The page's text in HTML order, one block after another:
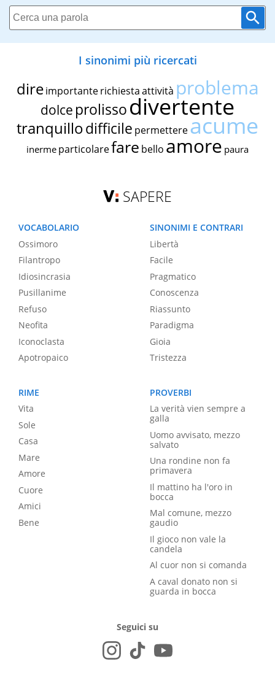
I sinonimi più ricercati
dire importante richiestaattività problema
dolce prolissodivertente
tranquillodifficile permettereacume
inerme particolarefare bello amore paura
SAPERE
VOCABOLARIO
Ossimoro
Filantropo
Idiosincrasia
Pusillanime
Refuso
Neofita
Iconoclasta
Apotropaico
SINONIMI E CONTRARI
Libertà
Facile
Pragmatico
Conoscenza
Riassunto
Paradigma
Gioia
Tristezza
RIME
Vita
Sole
Casa
Mare
Amore
Cuore
Amici
Bene
PROVERBI
La verità vien sempre a
galla
Uomo avvisato, mezzo
salvato
Una rondine non fa
primavera
Il mattino ha l'oro in
bocca
Mal comune, mezzo
gaudio
Il gioco non vale la
candela
Al cuor non si comanda
A caval donato non si
guarda in bocca
Seguici su